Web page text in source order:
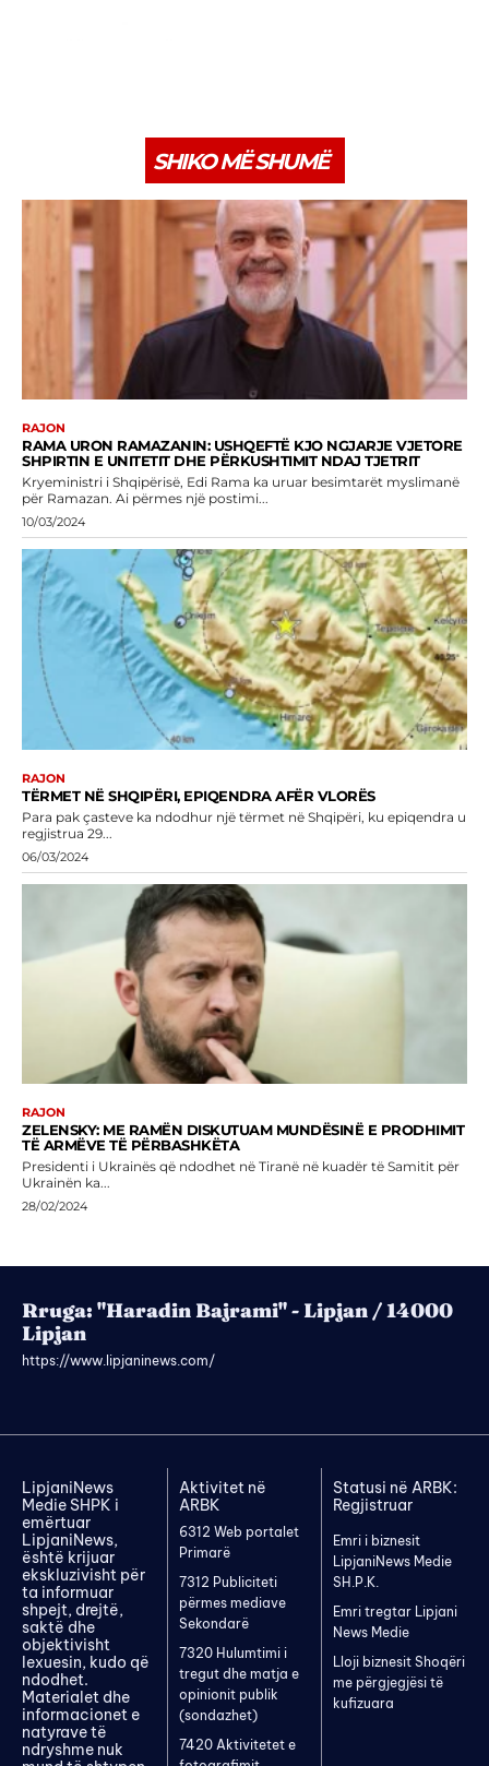
SHIKO MË SHUMË
RAJON
RAMA URON RAMAZANIN: USHQEFTË KJO NGJARJE VJETORE
SHPIRTIN E UNITETIT DHE PËRKUSHTIMIT NDAJ TJETRIT
Kryeministri i Shqipërisë, Edi Rama ka uruar besimtarët myslimanë
për Ramazan. Ai përmes një postimi...
10/03/2024
RAJON
TËRMET NË SHQIPËRI, EPIQENDRA AFËR VLORËS
Para pak çasteve ka ndodhur një tërmet në Shqipëri, ku epiqendra u
regjistrua 29...
06/03/2024
RAJON
ZELENSKY: ME RAMËN DISKUTUAM MUNDËSINË E PRODHIMIT
TË ARMËVE TË PËRBASHKËTA
Presidenti i Ukrainës që ndodhet në Tiranë në kuadër të Samitit për
Ukrainën ka...
28/02/2024
Rruga: "Haradin Bajrami" - Lipjan / 14000
Lipjan
https://www.lipjaninews.com/
LipjaniNews
Medie SHPK i
emërtuar
LipjaniNews,
është krijuar
ekskluzivisht për
ta informuar
shpejt, drejtë,
saktë dhe
objektivisht
lexuesin, kudo që
ndodhet.
Materialet dhe
informacionet e
natyrave të
ndryshme nuk
Aktivitet në
ARBK
6312 Web portalet
Primarë
7312 Publiciteti
përmes mediave
Sekondarë
7320 Hulumtimi i
tregut dhe matja e
opinionit publik
(sondazhet)
7420 Aktivitetet e
Statusi në ARBK:
Regjistruar
Emri i biznesit
LipjaniNews Medie
SH.P.K.
Emri tregtar Lipjani
News Medie
Lloji biznesit Shoqëri
me përgjegjësi të
kufizuara